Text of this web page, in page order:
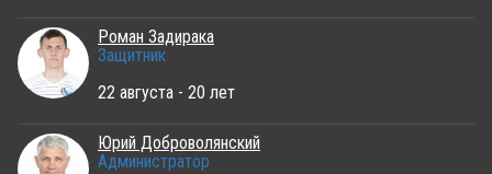
Роман Задирака
Защитник
22 августа - 20 лет
Юрий Доброволянский
Администратор